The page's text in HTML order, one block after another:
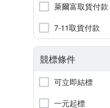
萊爾富取貨付款
7-11取貨付款
競標條件
可立即結標
一元起標